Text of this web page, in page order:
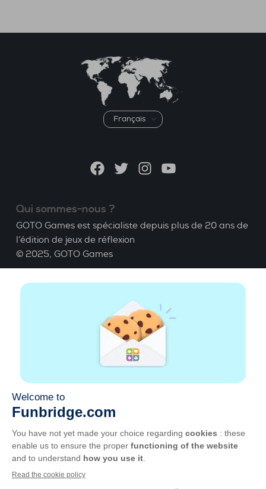
Choisir
une
FacebookTwitterInstagramYouTube
Qui sommes-nous ?
GOTO Games est spécialiste depuis plus de 20 ans de
l’édition de jeux de réflexion
© 2025, GOTO Games
A propos
Apprendre le Bridge
CGU|Mentions légales
Disponible partout
Jouez partout, tout le temps, sur smartphone,